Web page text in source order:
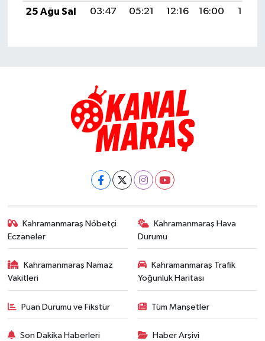
25 Ağu Sal 03:47 05:21 12:16 16:00 19:01
Kahramanmaraş Nöbetçi
Eczaneler
Kahramanmaraş Hava
Durumu
Kahramanmaraş Namaz
Vakitleri
Kahramanmaraş Trafik
Yoğunluk Haritası
Puan Durumu ve Fikstür Tüm Manşetler
Son Dakika Haberleri Haber Arşivi